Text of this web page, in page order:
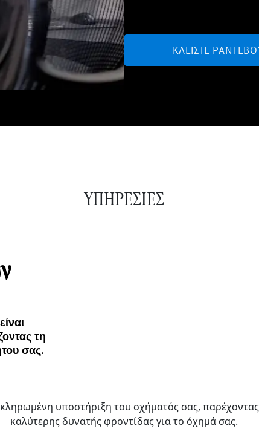
ΚΛΕΊΣΤΕ
ΥΠΗΡΕΣΙΕΣ
τη
σας.
υποστήριξη του οχήματός σας,
καλύτερης δυνατής φροντίδας για το όχημά σας.